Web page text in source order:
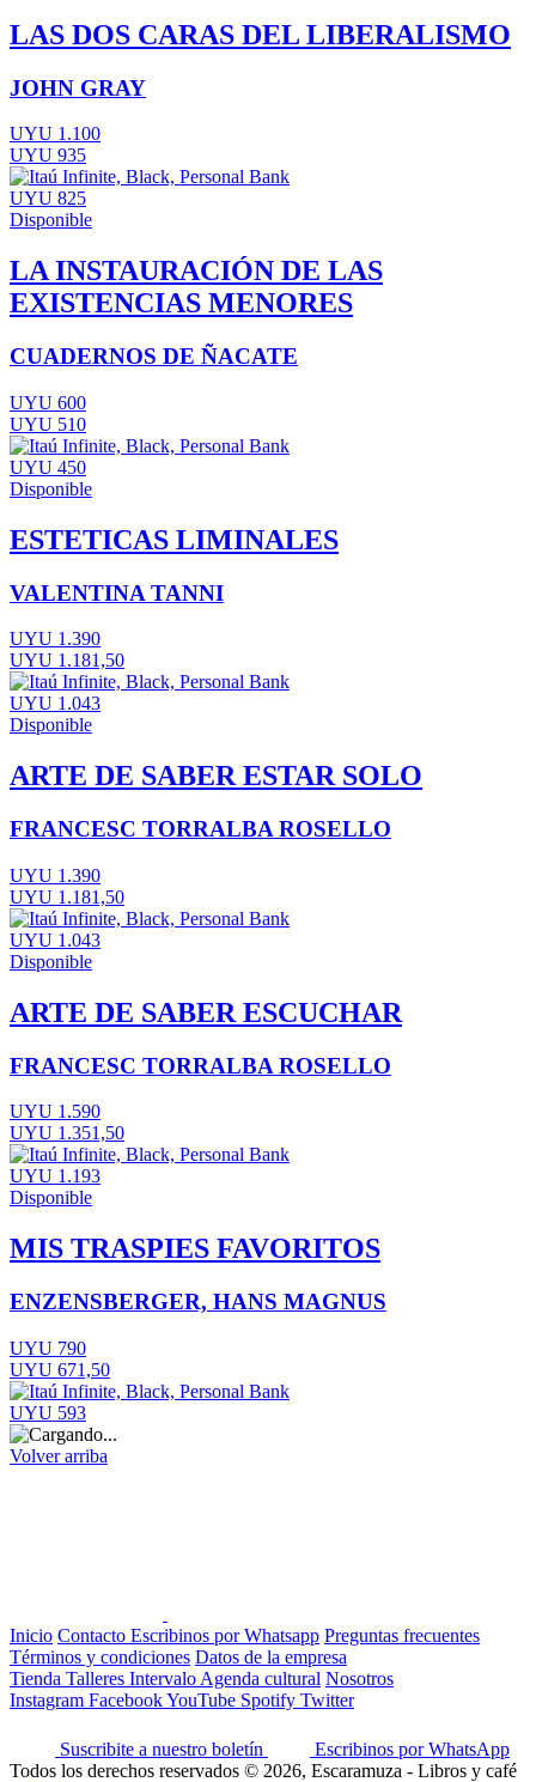
LAS DOS CARAS DEL LIBERALISMO
JOHN GRAY
UYU 1.100
UYU 935
UYU 825
Disponible
LA INSTAURACIÓN DE LAS
EXISTENCIAS MENORES
CUADERNOS DE ÑACATE
UYU 600
UYU 510
UYU 450
Disponible
ESTETICAS LIMINALES
VALENTINA TANNI
UYU 1.390
UYU 1.181,50
UYU 1.043
Disponible
ARTE DE SABER ESTAR SOLO
FRANCESC TORRALBA ROSELLO
UYU 1.390
UYU 1.181,50
UYU 1.043
Disponible
ARTE DE SABER ESCUCHAR
FRANCESC TORRALBA ROSELLO
UYU 1.590
UYU 1.351,50
UYU 1.193
Disponible
MIS TRASPIES FAVORITOS
ENZENSBERGER, HANS MAGNUS
UYU 790
UYU 671,50
UYU 593
Volver arriba
Inicio Contacto Escribinos por Whatsapp Preguntas frecuentes
Términos y condiciones Datos de la empresa
Tienda Talleres Intervalo Agenda cultural Nosotros
Instagram FacebookYouTube Spotify Twitter
Suscribite a nuestro boletín
Escribinos por WhatsApp
Todos los derechos reservados © 2026, Escaramuza - Libros y café